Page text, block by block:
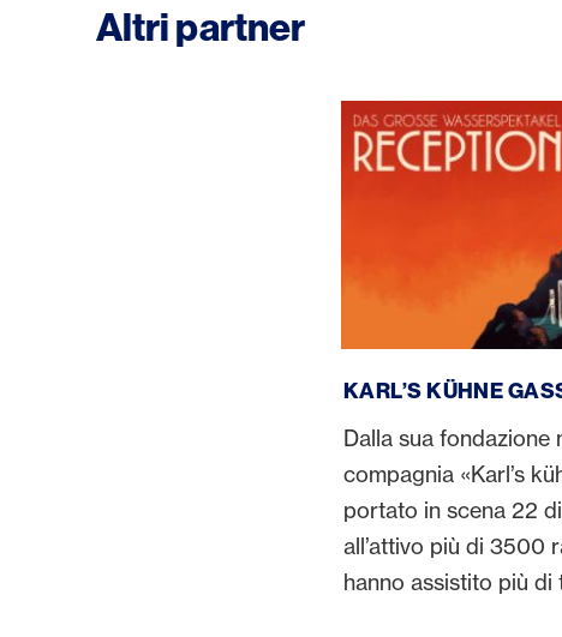
Altri partner
KARL’S KÜHNE
Dalla sua fondazione
compagnia «Karl’s
portato in scena 22
all’attivo più di 3500
hanno assistito più di